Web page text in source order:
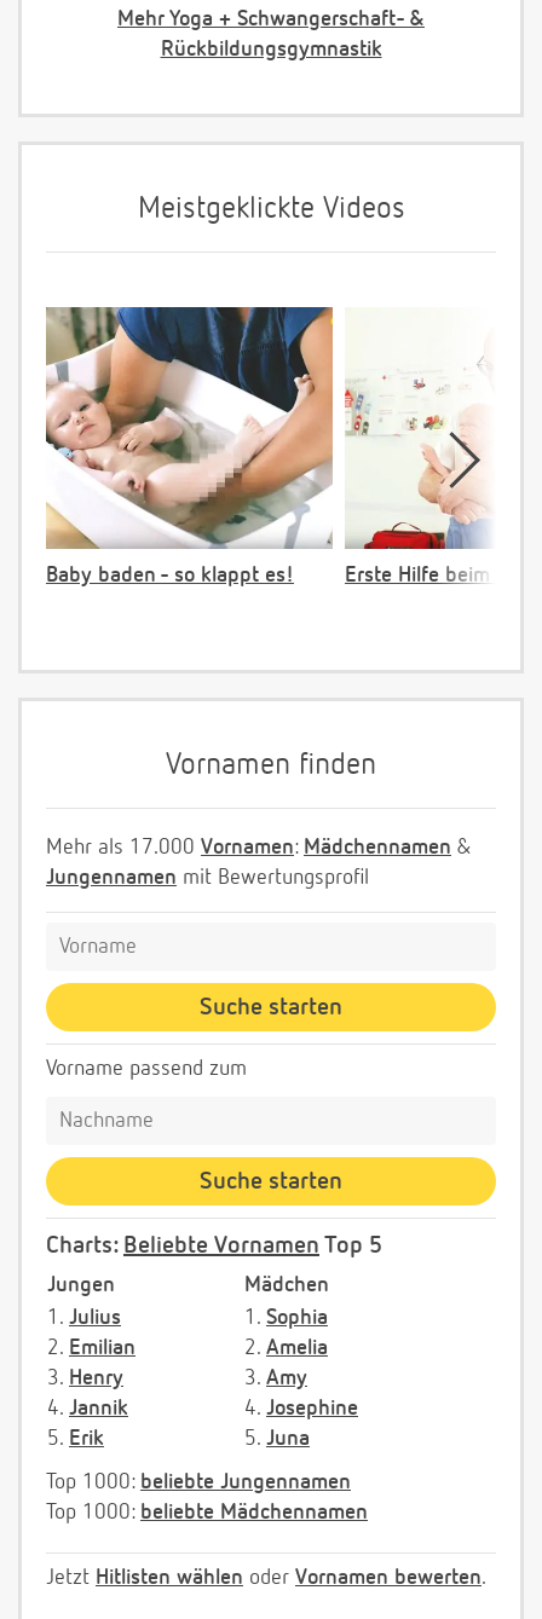
Mehr Yoga + Schwangerschaft- &
Rückbildungsgymnastik
Meistgeklickte Videos
Baby baden - so klappt es! Erste Hilfe beim
Vornamen finden
Mehr als 17.000 Vornamen: Mädchennamen &
Jungennamen mit Bewertungsprofil
Vorname passend zum
Charts: Beliebte Vornamen Top 5
Jungen
Mädchen
1. Julius
2. Emilian
3. Henry
4. Jannik
5. Erik
1. Sophia
2. Amelia
3. Amy
4. Josephine
5. Juna
Top 1000: beliebte Jungennamen
Top 1000: beliebte Mädchennamen
Jetzt Hitlisten wählen oder Vornamen bewerten.